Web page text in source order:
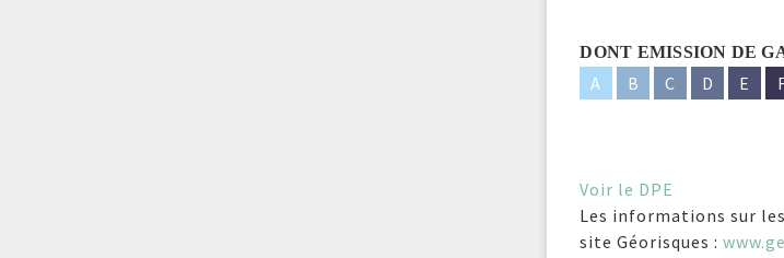
DONT EMISSION DE
A B C D E
Voir le DPE
Les informations sur
site Géorisques :